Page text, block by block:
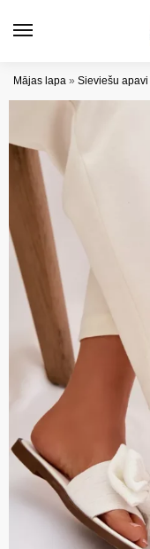
Mājas lapa » Sieviešu apavi